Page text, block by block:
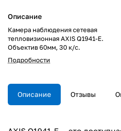
Описание
Камера наблюдения сетевая
тепловизионная AXIS Q1941-E.
Объектив 60мм, 30 к/с.
Подробности
Описание Отзывы